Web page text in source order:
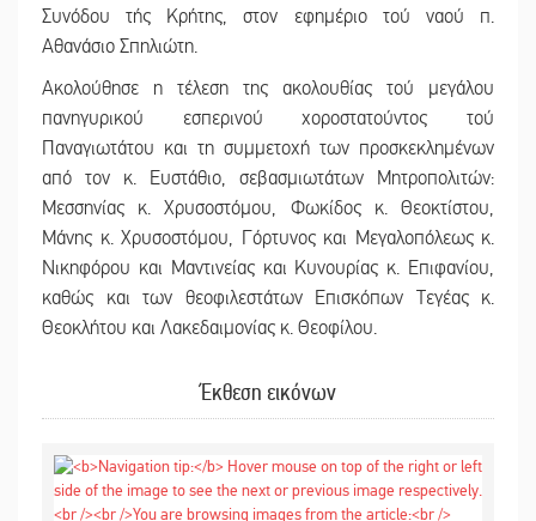
Συνόδου τής Κρήτης, στον εφημέριο τού ναού π.
Αθανάσιο Σπηλιώτη.
Ακολούθησε η τέλεση της ακολουθίας τού μεγάλου
πανηγυρικού εσπερινού χοροστατούντος τού
Παναγιωτάτου και τη συμμετοχή των προσκεκλημένων
από τον κ. Ευστάθιο, σεβασμιωτάτων Μητροπολιτών:
Μεσσηνίας κ. Χρυσοστόμου, Φωκίδος κ. Θεοκτίστου,
Μάνης κ. Χρυσοστόμου, Γόρτυνος και Μεγαλοπόλεως κ.
Νικηφόρου και Μαντινείας και Κυνουρίας κ. Επιφανίου,
καθώς και των θεοφιλεστάτων Επισκόπων Τεγέας κ.
Θεοκλήτου και Λακεδαιμονίας κ. Θεοφίλου.
Έκθεση εικόνων